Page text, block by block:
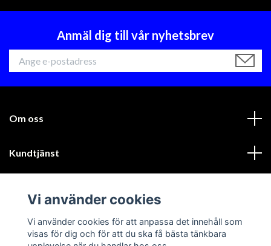
Anmäl dig till vår nyhetsbrev
Om oss
Kundtjänst
Sociala medier
Vi använder cookies
Vi använder cookies för att anpassa det innehåll som
visas för dig och för att du ska få bästa tänkbara